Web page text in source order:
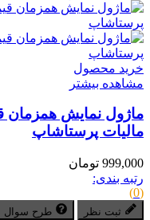
خرید محصول
مشاهده بیشتر
ماژول نمایش همزمان
مالیات پرستاشاپ
999,000 تومان
رتبه بندی:
(0)
ثبت نظر طرح سوال